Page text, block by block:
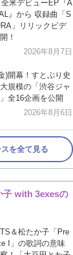
米デビューEP『A
』から 収録曲「S
」リリックビデ
！
2026年8月7日
)開幕！すとぷり史
大規模の「渋谷ジャ
全16企画を公開
2026年8月6日
を全て見る
子 with 3exesの
＆松たか子「Pre
I」の歌詞の意味